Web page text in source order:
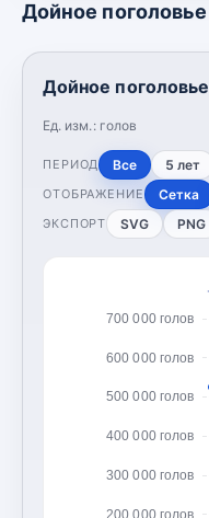
Дойное поголовье
Дойное поголовье
Ед. изм.: голов
ПЕРИОД Все 5 лет
ОТОБРАЖЕНИЕ Сетка
ЭКСПОРТ SVG PNG
200 000 голов
300 000 голов
400 000 голов
500 000 голов
600 000 голов
700 000 голов